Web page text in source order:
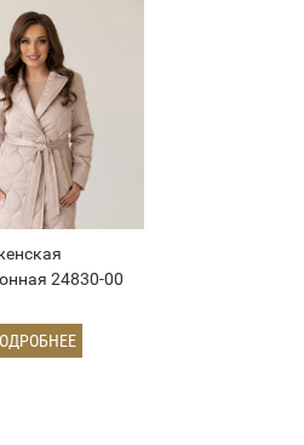
24830-00